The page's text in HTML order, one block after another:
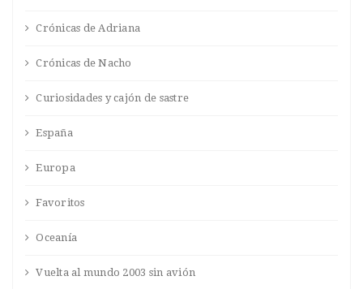
Crónicas de Adriana
Crónicas de Nacho
Curiosidades y cajón de sastre
España
Europa
Favoritos
Oceanía
Vuelta al mundo 2003 sin avión